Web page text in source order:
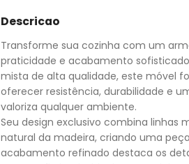
Descricao
Transforme sua cozinha com um
praticidade e acabamento
mista de alta qualidade, este móvel
oferecer resistência, durabilidade e
valoriza qualquer ambiente.
Seu design exclusivo combina linhas
natural da madeira, criando uma
acabamento refinado destaca os